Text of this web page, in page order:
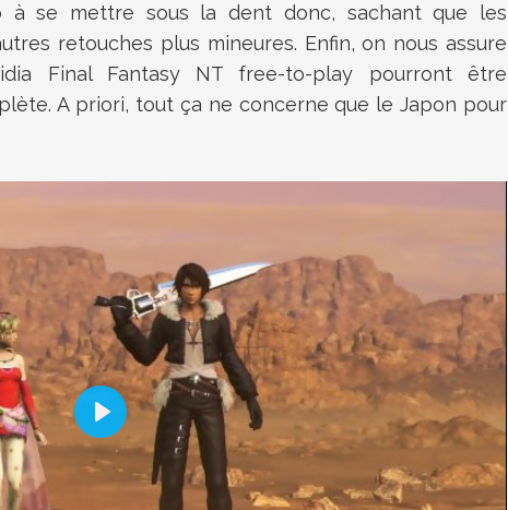
à se mettre sous la dent donc, sachant que les
retouches plus mineures. Enfin, on nous assure
Final Fantasy NT free-to-play pourront être
A priori, tout ça ne concerne que le Japon pour